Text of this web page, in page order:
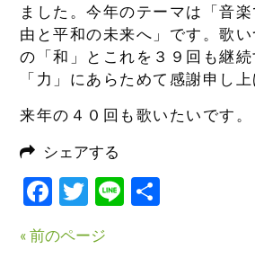
ました。今年のテーマは「音
由と平和の未来へ」です。歌
の「和」とこれを３９回も継
「力」にあらためて感謝申し上
来年の４０回も歌いたいです。
シェアする
Facebook
Twitter
Line
« 前のページ